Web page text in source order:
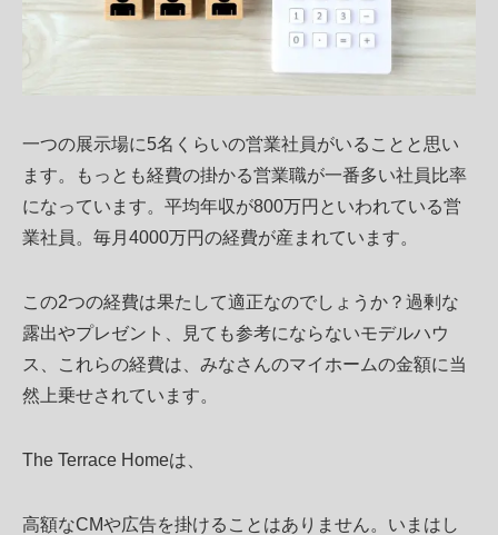
一つの展示場に5名くらいの営業社員がいることと思い
ます。もっとも経費の掛かる営業職が一番多い社員比率
になっています。平均年収が800万円といわれている営
業社員。毎月4000万円の経費が産まれています。
この2つの経費は果たして適正なのでしょうか？過剰な
露出やプレゼント、見ても参考にならないモデルハウ
ス、これらの経費は、みなさんのマイホームの金額に当
然上乗せされています。
The Terrace Homeは、
高額なCMや広告を掛けることはありません。いまはし